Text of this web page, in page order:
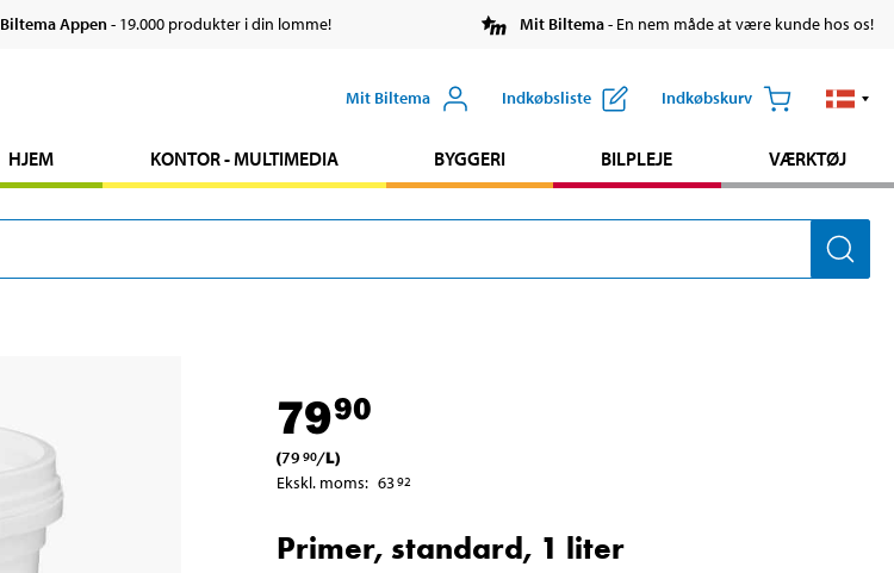
Biltema Appen- 19.000 produkter i din lomme! Mit Biltema- En nem måde at være kunde hos os!
Mit Biltema Indkøbsliste Indkøbskurv
HJEM KONTOR - MULTIMEDIA BYGGERI BILPLEJE VÆRKTØJ
7990
(79 90/L)
Ekskl. moms: 6392
Primer, standard, 1 liter